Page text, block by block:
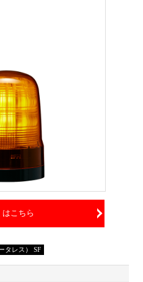
はこちら
タレス） SF